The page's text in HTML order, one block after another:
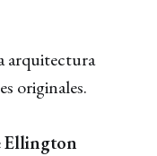
arquitectura
originales.
Ellington